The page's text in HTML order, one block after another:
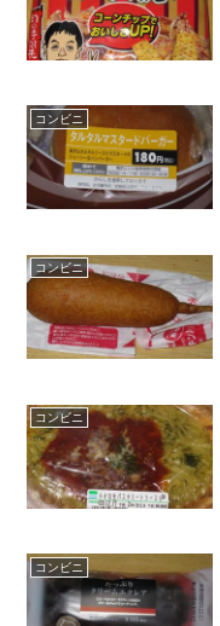
コンビニ
コンビニ
コンビニ
コンビニ